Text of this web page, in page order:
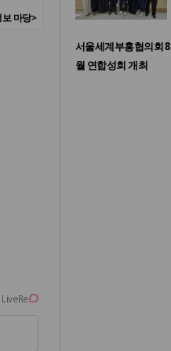
마당>
서울세계부흥협의회 8
월 연합성회 개최